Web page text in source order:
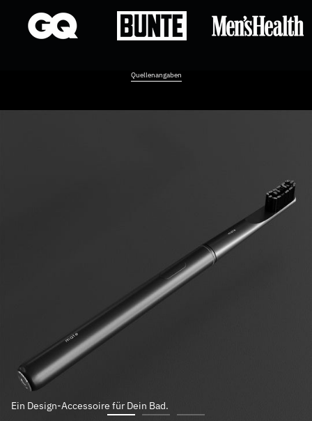
Quellenangaben
Ein Design-Accessoire für Dein Bad.